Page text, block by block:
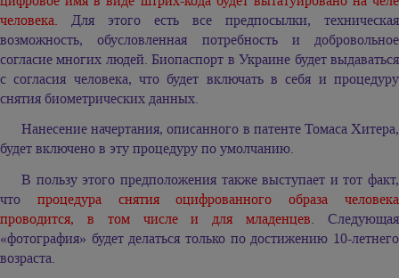
человека. Для этого есть все предпосылки, техническая
возможность, обусловленная потребность и добровольное
согласие многих людей. Биопаспорт в Украине будет выдаваться
с согласия человека, что будет включать в себя и процедуру
снятия биометрических данных.
Нанесение начертания, описанного в патенте Томаса Хитера,
будет включено в эту процедуру по умолчанию.
В пользу этого предположения также выступает и тот факт,
что процедура снятия оцифрованного образа человека
проводится, в том числе и для младенцев. Следующая
«фотография» будет делаться только по достижению 10-летнего
возраста.